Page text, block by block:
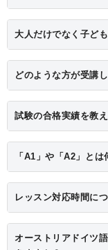
大人だけでなく子ど
どのような方が受講
試験の合格実績を教え
「A1」や「A2」と
レッスン対応時間に
オーストリアドイツ